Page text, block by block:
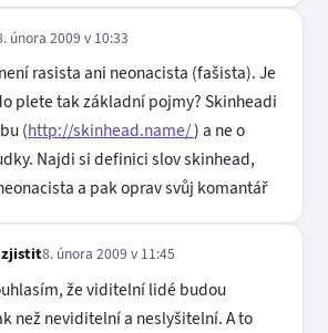
února 2009 v 10:33
rasista ani neonacista (fašista). Je
plete tak základní pojmy? Skinheadi
(http://skinhead.name/) a ne o
Najdi si definici slov skinhead,
a pak oprav svůj komantář
zjistit8. února 2009 v 11:45
že viditelní lidé budou
než neviditelní a neslyšitelní. A to